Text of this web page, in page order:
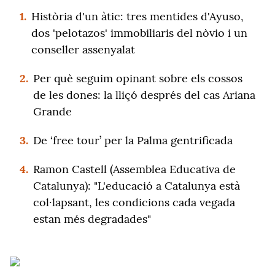
1. Història d'un àtic: tres mentides d'Ayuso,
dos 'pelotazos' immobiliaris del nòvio i un
conseller assenyalat
2. Per què seguim opinant sobre els cossos
de les dones: la lliçó després del cas Ariana
Grande
3. De ‘free tour’ per la Palma gentrificada
4. Ramon Castell (Assemblea Educativa de
Catalunya): "L'educació a Catalunya està
col·lapsant, les condicions cada vegada
estan més degradades"